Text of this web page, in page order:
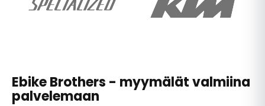
Ebike Brothers - myymälät valmiina
palvelemaan